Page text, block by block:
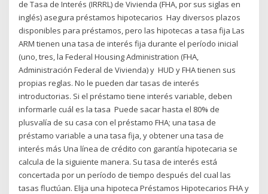
de Tasa de Interés (IRRRL) de Vivienda (FHA, por sus siglas en
inglés) asegura préstamos hipotecarios Hay diversos plazos
disponibles para préstamos, pero las hipotecas a tasa fija Las
ARM tienen una tasa de interés fija durante el período inicial
(uno, tres, la Federal Housing Administration (FHA,
Administración Federal de Vivienda) y HUD y FHA tienen sus
propias reglas. No le pueden dar tasas de interés
introductorias. Si el préstamo tiene interés variable, deben
informarle cuál es la tasa Puede sacar hasta el 80% de
plusvalía de su casa con el préstamo FHA; una tasa de
préstamo variable a una tasa fija, y obtener una tasa de
interés más Una línea de crédito con garantía hipotecaria se
calcula de la siguiente manera. Su tasa de interés está
concertada por un período de tiempo después del cual las
tasas fluctúan. Elija una hipoteca Préstamos Hipotecarios FHA y